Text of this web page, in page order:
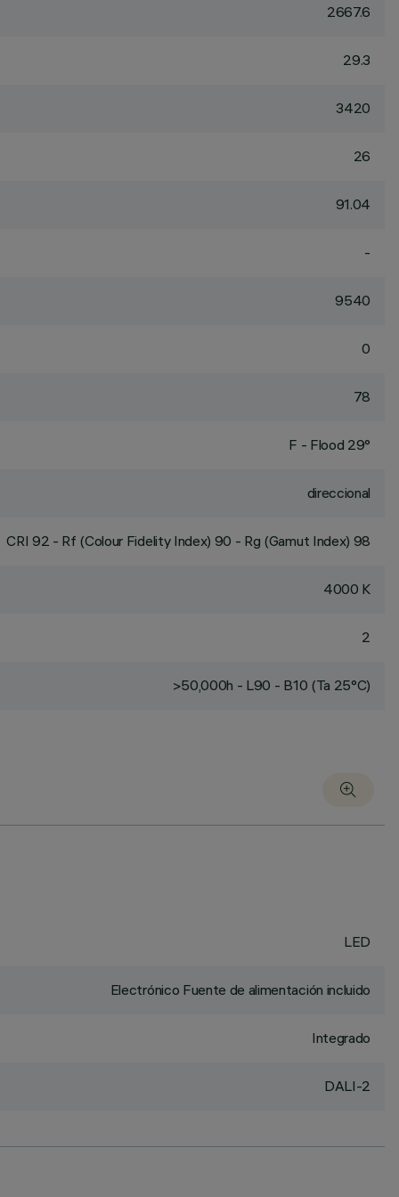
2667.6
29.3
3420
26
91.04
-
9540
0
78
F - Flood 29°
direccional
CRI 92 - Rf (Colour Fidelity Index) 90 - Rg (Gamut Index) 98
4000 K
2
>50,000h - L90 - B10 (Ta 25°C)
LED
Electrónico Fuente de alimentación incluido
Integrado
DALI-2